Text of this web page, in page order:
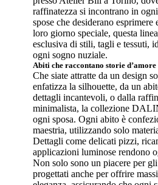
raffinatezza si incontrano in
spose che desiderano esprimere
loro giorno speciale, questa
esclusiva di stili, tagli e tessuti,
ogni sogno nuziale.
Abiti che raccontano storie d’amore
Che siate attratte da un design
enfatizza la silhouette, da un
dettagli incantevoli, o dalla
minimalista, la collezione
ogni sposa. Ogni abito è
maestria, utilizzando solo
Dettagli come delicati pizzi,
applicazioni luminose rendono
Non solo sono un piacere per
progettati anche per offrire